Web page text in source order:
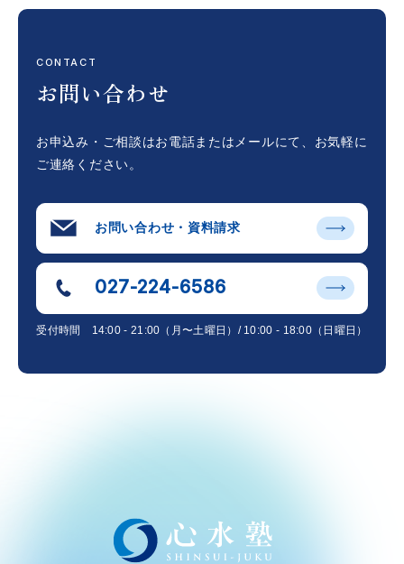
CONTACT
お問い合わせ
お申込み・ご相談はお電話またはメールにて、 お気軽に
ご連絡ください。
お問い合わせ・資料請求
027-224-6586
受付時間 14:00 - 21:00（月〜土曜日）/ 10:00 - 18:00（日曜日）